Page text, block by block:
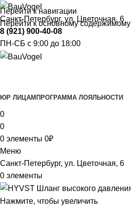
Перейти к навигации
Перейти к основному содержимому
Санкт-Петербург, ул. Цветочная, 6
8 (921) 900-40-08
ПН-СБ с 9:00 до 18:00
ЮР ЛИЦАМПРОГРАММА ЛОЯЛЬНОСТИ
0
0
0 элементы 0₽
Меню
Санкт-Петербург, ул. Цветочная, 6
0 элементы
Нажмите, чтобы увеличить